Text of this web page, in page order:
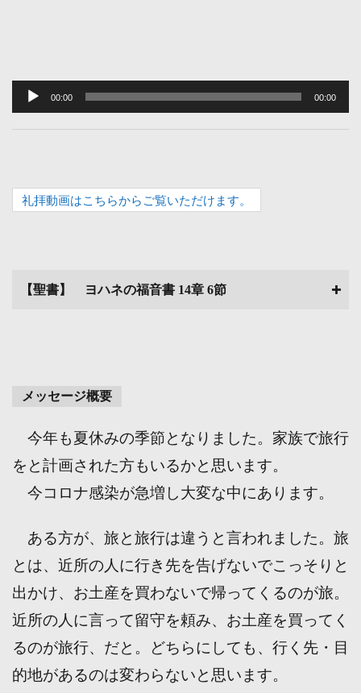
ヤ
ー
00:00 00:00
礼拝動画はこちらからご覧いただけます。
【聖書】 ヨハネの福音書 14章 6節
メッセージ概要
今年も夏休みの季節となりました。家族で旅行
をと計画された方もいるかと思います。
今コロナ感染が急増し大変な中にあります。
ある方が、旅と旅行は違うと言われました。旅
とは、近所の人に行き先を告げないでこっそりと
出かけ、お土産を買わないで帰ってくるのが旅。
近所の人に言って留守を頼み、お土産を買ってく
るのが旅行、だと。どちらにしても、行く先・目
的地があるのは変わらないと思います。